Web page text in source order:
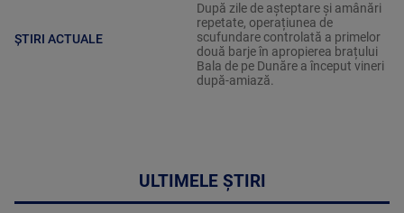
ȘTIRI ACTUALE
După zile de așteptare și amânări
repetate, operațiunea de
scufundare controlată a primelor
două barje în apropierea brațului
Bala de pe Dunăre a început vineri
după-amiază.
ULTIMELE ȘTIRI